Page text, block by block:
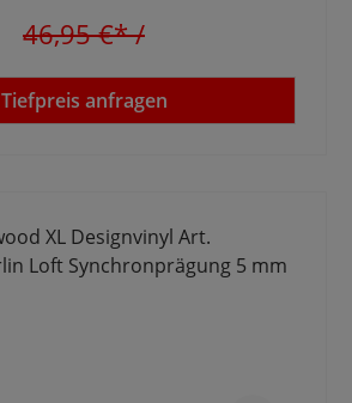
46,95 €*/
Tiefpreis anfragen